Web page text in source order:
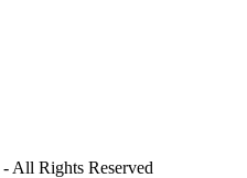
- All Rights Reserved